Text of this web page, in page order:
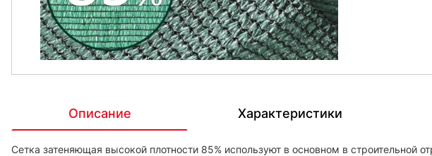
Описание Характеристики
Сетка затеняющая высокой плотности 85% используют в основном в строительной